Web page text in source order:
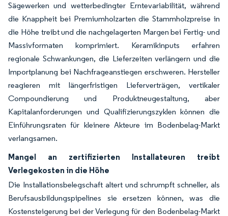
Sägewerken und wetterbedingter Erntevariabilität, während
die Knappheit bei Premiumholzarten die Stammholzpreise in
die Höhe treibt und die nachgelagerten Margen bei Fertig- und
Massivformaten komprimiert. Keramikinputs erfahren
regionale Schwankungen, die Lieferzeiten verlängern und die
Importplanung bei Nachfrageanstiegen erschweren. Hersteller
reagieren mit längerfristigen Lieferverträgen, vertikaler
Compoundierung und Produktneugestaltung, aber
Kapitalanforderungen und Qualifizierungszyklen können die
Einführungsraten für kleinere Akteure im Bodenbelag-Markt
verlangsamen.
Mangel an zertifizierten Installateuren treibt
Verlegekosten in die Höhe
Die Installationsbelegschaft altert und schrumpft schneller, als
Berufsausbildungspipelines sie ersetzen können, was die
Kostensteigerung bei der Verlegung für den Bodenbelag-Markt